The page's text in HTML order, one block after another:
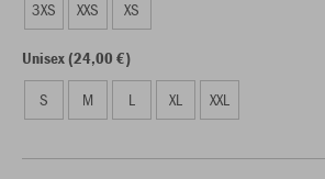
3XS XXS XS
Unisex (24,00 €)
S M L XL XXL